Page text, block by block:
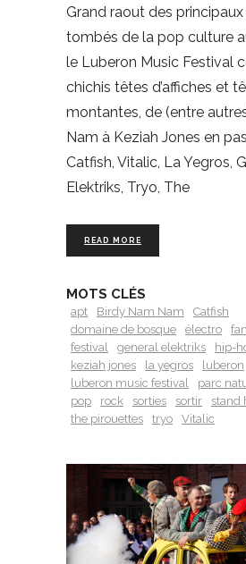
Grand raout des
tombés de la pop culture
le Luberon Music Festival
chichis têtes d’affiches et
montantes, de (entre
Nam à Keziah Jones en
Catfish, Vitalic, La Yegros,
Elektriks, Tryo, The
READ MORE
MOTS CLÉS
apt Birdy Nam Nam
Catfish
domaine de bosque
électro
festival
general elektriks
hip-
keziah jones
la yegros
luberon
luberon music festival
parc
pop
rock sorties sortir
stand
the pirouettes
tryo Vitalic